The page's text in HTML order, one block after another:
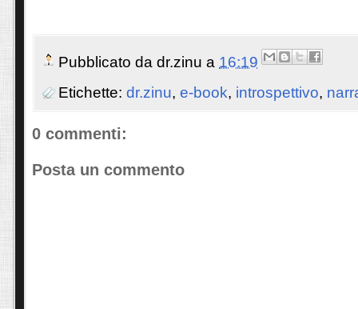
Pubblicato da dr.zinu a 16:19
Etichette: dr.zinu, e-book, introspettivo,
0 commenti:
Posta un commento